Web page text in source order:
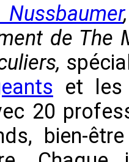
de The
et les
20
bien-